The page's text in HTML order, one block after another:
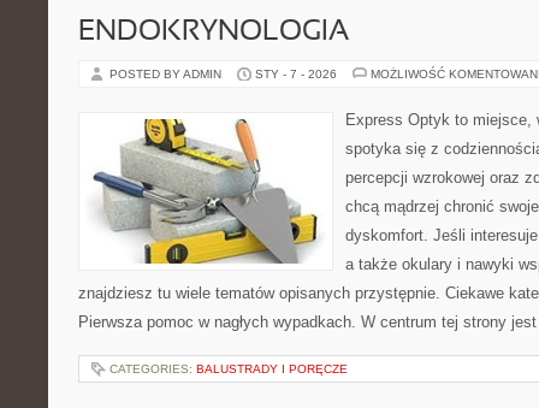
ENDOKRYNOLOGIA
POSTED BY ADMIN STY - 7 - 2026 MOŻLIWOŚĆ
Express Optyk to miejsce,
spotyka się z
percepcji wzrokowej oraz
chcą mądrzej chronić
dyskomfort. Jeśli
a także okulary i nawyki
znajdziesz tu wiele tematów opisanych przystępnie. Ciekawe
Pierwsza pomoc w nagłych wypadkach. W centrum tej strony
CATEGORIES: BALUSTRADY I PORĘCZE